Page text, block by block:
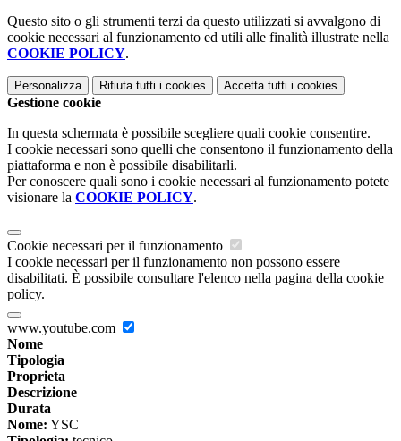
Questo sito o gli strumenti terzi da questo utilizzati si avvalgono di
cookie necessari al funzionamento ed utili alle finalità illustrate nella
COOKIE POLICY.
Personalizza Rifiuta tutti i cookies Accetta tutti i cookies
Gestione cookie
In questa schermata è possibile scegliere quali cookie consentire.
I cookie necessari sono quelli che consentono il funzionamento della
piattaforma e non è possibile disabilitarli.
Per conoscere quali sono i cookie necessari al funzionamento potete
visionare la COOKIE POLICY.
Cookie necessari per il funzionamento
I cookie necessari per il funzionamento non possono essere
disabilitati. È possibile consultare l'elenco nella pagina della cookie
policy.
www.youtube.com
Nome
Tipologia
Proprieta
Descrizione
Durata
Nome: YSC